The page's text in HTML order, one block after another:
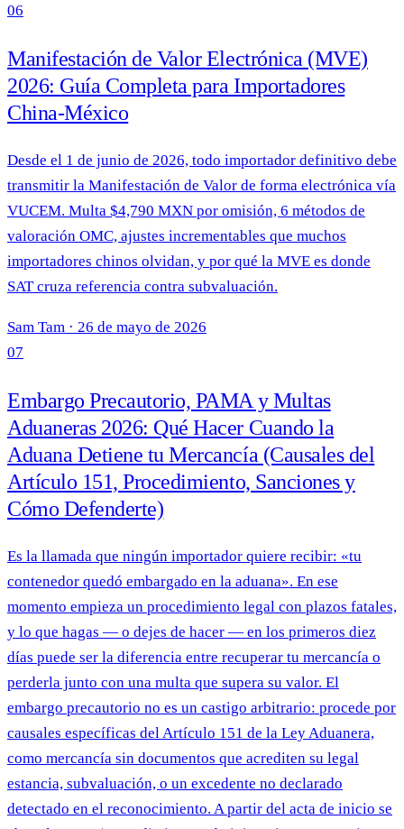
06
Manifestación de Valor Electrónica (MVE)
2026: Guía Completa para Importadores
China-México
Desde el 1 de junio de 2026, todo importador definitivo debe
transmitir la Manifestación de Valor de forma electrónica vía
VUCEM. Multa $4,790 MXN por omisión, 6 métodos de
valoración OMC, ajustes incrementables que muchos
importadores chinos olvidan, y por qué la MVE es donde
SAT cruza referencia contra subvaluación.
Sam Tam · 26 de mayo de 2026
07
Embargo Precautorio, PAMA y Multas
Aduaneras 2026: Qué Hacer Cuando la
Aduana Detiene tu Mercancía (Causales del
Artículo 151, Procedimiento, Sanciones y
Cómo Defenderte)
Es la llamada que ningún importador quiere recibir: «tu
contenedor quedó embargado en la aduana». En ese
momento empieza un procedimiento legal con plazos fatales,
y lo que hagas — o dejes de hacer — en los primeros diez
días puede ser la diferencia entre recuperar tu mercancía o
perderla junto con una multa que supera su valor. El
embargo precautorio no es un castigo arbitrario: procede por
causales específicas del Artículo 151 de la Ley Aduanera,
como mercancía sin documentos que acrediten su legal
estancia, subvaluación, o un excedente no declarado
detectado en el reconocimiento. A partir del acta de inicio se